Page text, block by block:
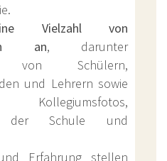
Vielzahl von
an, darunter
von Schülern,
und Lehrern sowie
der Schule und
Erfahrung stellen